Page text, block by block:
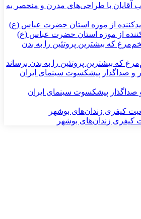
آقایان با طراحی‌های مدرن و منحصر به
که بیشترین پروتئین را به بدن برساند
صداگذار پیشکسوت سینمای ایران